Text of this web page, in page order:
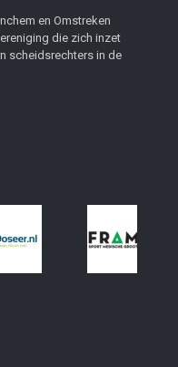
en Omstreken
die zich inzet
scheidsrechters in de